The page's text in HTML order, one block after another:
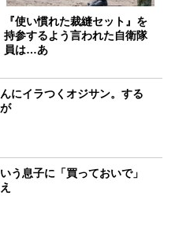
『使い慣れた裁縫セット』を
持参するよう言われた自衛隊
員は…あ
にイラつくオジサン。する
う息子に「買っておいで」